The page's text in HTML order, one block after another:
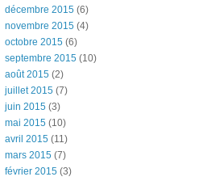
décembre 2015 (6)
novembre 2015 (4)
octobre 2015 (6)
septembre 2015 (10)
août 2015 (2)
juillet 2015 (7)
juin 2015 (3)
mai 2015 (10)
avril 2015 (11)
mars 2015 (7)
février 2015 (3)